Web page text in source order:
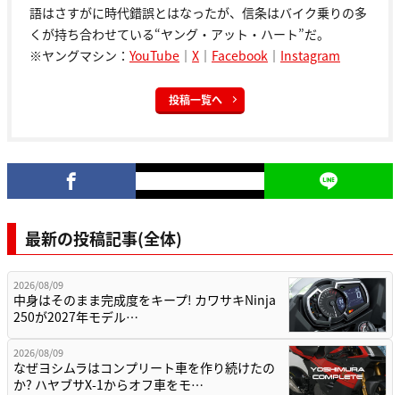
語はさすがに時代錯誤とはなったが、信条はバイク乗りの多
くが持ち合わせている“ヤング・アット・ハート”だ。
※ヤングマシン： YouTube ｜ X ｜ Facebook ｜ Instagram
投稿一覧へ
最新の投稿記事(全体)
2026/08/09
中身はそのまま完成度をキープ! カワサキNinja
250が2027年モデル…
2026/08/09
なぜヨシムラはコンプリート車を作り続けたの
か? ハヤブサX-1からオフ車をモ…